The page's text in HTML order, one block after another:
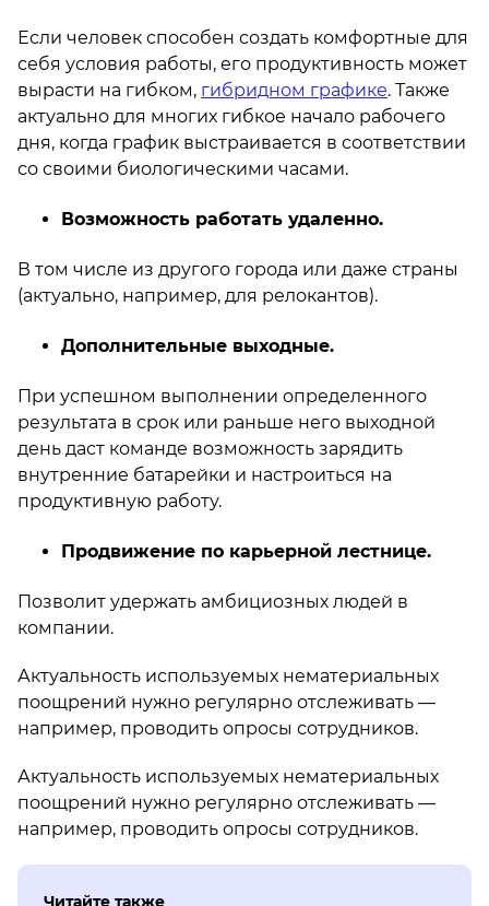
Если человек способен создать комфортные для
себя условия работы, его продуктивность может
вырасти на гибком, гибридном графике. Также
актуально для многих гибкое начало рабочего
дня, когда график выстраивается в соответствии
со своими биологическими часами.
Возможность работать удаленно.
В том числе из другого города или даже страны
(актуально, например, для релокантов).
Дополнительные выходные.
При успешном выполнении определенного
результата в срок или раньше него выходной
день даст команде возможность зарядить
внутренние батарейки и настроиться на
продуктивную работу.
Продвижение по карьерной лестнице.
Позволит удержать амбициозных людей в
компании.
Актуальность используемых нематериальных
поощрений нужно регулярно отслеживать —
например, проводить опросы сотрудников.
Актуальность используемых нематериальных
поощрений нужно регулярно отслеживать —
например, проводить опросы сотрудников.
Читайте также